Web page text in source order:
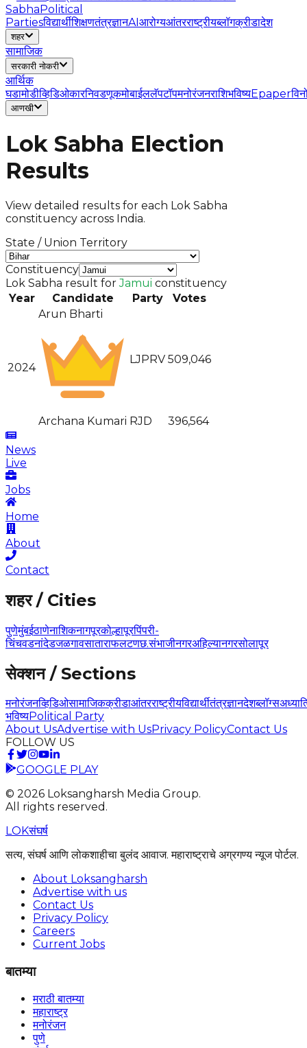
SabhaPolitical
Partiesविद्यार्थीशिक्षणतंत्रज्ञानAIआरोग्यआंतरराष्ट्रीयब्लॉगक्रीडादेश
शहर
सामाजिक
सरकारी नोकरी
आर्थिक
घडामोडीव्हिडिओकारनिवडणूकमोबाईललॅपटॉपमनोरंजनराशिभविष्यEpaper
आणखी
Lok Sabha Election
Results
View detailed results for each Lok Sabha
constituency across India.
State / Union Territory
Constituency
Lok Sabha result for Jamui constituency
Year
Candidate Party Votes
2024
Arun Bharti
LJPRV 509,046
Archana Kumari RJD 396,564
News
Live
Jobs
Home
About
Contact
शहर / Cities
पुणेमुंबईठाणेनाशिकनागपूरकोल्हापूरपिंपरी-
चिंचवडनांदेडजळगावसाताराफलटणछ.संभाजीनगरअहिल्यानगरसोलापूर
सेक्शन / Sections
मनोरंजनव्हिडिओसामाजिकक्रीडाआंतरराष्ट्रीयविद्यार्थीतंत्रज्ञानदेशब्लॉग्स
भविष्यPolitical Party
About UsAdvertise with UsPrivacy PolicyContact Us
FOLLOW US
GOOGLE PLAY
© 2026 Loksangharsh Media Group.
All rights reserved.
LOKसंघर्ष
सत्य, संघर्ष आणि लोकशाहीचा बुलंद आवाज. महाराष्ट्राचे अग्रगण्य न्यूज पोर्टल.
About Loksangharsh
Advertise with us
Contact Us
Privacy Policy
Careers
Current Jobs
बातम्या
मराठी बातम्या
महाराष्ट्र
मनोरंजन
पुणे